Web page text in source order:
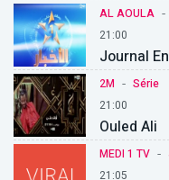
AL AOULA -
21:00
Journal
2M - Série
21:00
Ouled Ali
MEDI 1 TV -
21:05